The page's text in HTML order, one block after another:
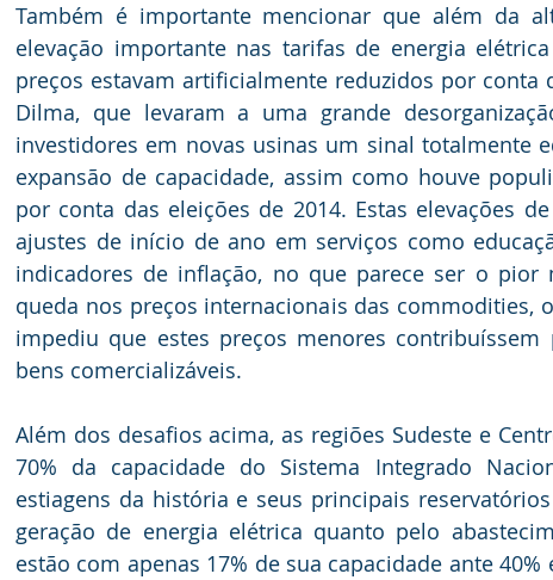
Também é importante mencionar que além da
elevação importante nas tarifas de energia
preços estavam artificialmente reduzidos por
Dilma, que levaram a uma grande
investidores em novas usinas um sinal totalmente
expansão de capacidade, assim como houve
por conta das eleições de 2014. Estas elevações
ajustes de início de ano em serviços como
indicadores de inflação, no que parece ser o
queda nos preços internacionais das commodities,
impediu que estes preços menores
bens comercializáveis.
Além dos desafios acima, as regiões Sudeste e
70% da capacidade do Sistema Integrado
estiagens da história e seus principais
geração de energia elétrica quanto pelo
estão com apenas 17% de sua capacidade ante 40%